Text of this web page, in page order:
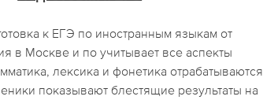
к ЕГЭ по иностранным языкам от
в Москве и по учитывает все аспекты
лексика и фонетика отрабатываются
показывают блестящие результаты на